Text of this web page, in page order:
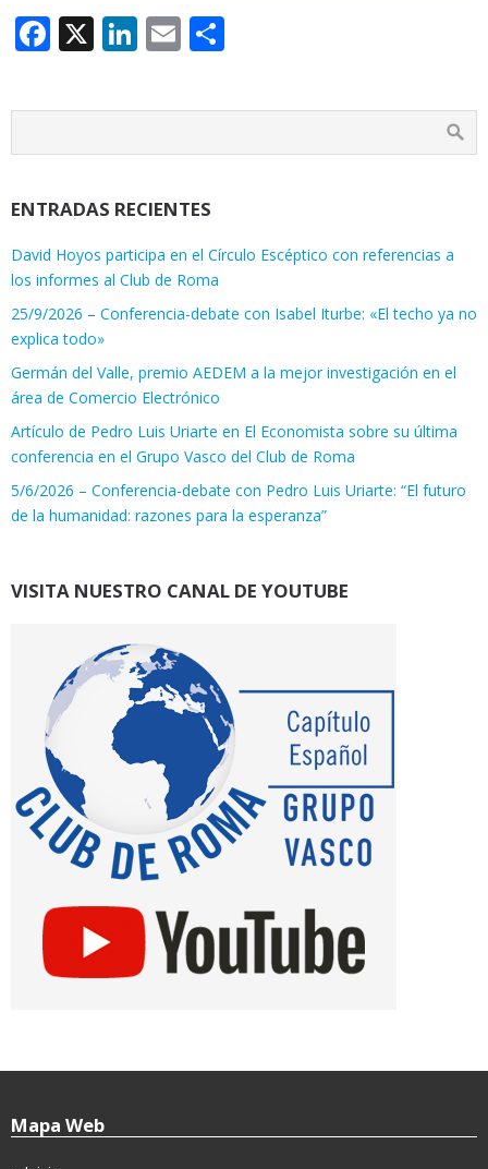
Facebook
X LinkedIn
Email
ENTRADAS RECIENTES
David Hoyos participa en el Círculo Escéptico con referencias a
los informes al Club de Roma
25/9/2026 – Conferencia-debate con Isabel Iturbe: «El techo ya no
explica todo»
Germán del Valle, premio AEDEM a la mejor investigación en el
área de Comercio Electrónico
Artículo de Pedro Luis Uriarte en El Economista sobre su última
conferencia en el Grupo Vasco del Club de Roma
5/6/2026 – Conferencia-debate con Pedro Luis Uriarte: “El futuro
de la humanidad: razones para la esperanza”
VISITA NUESTRO CANAL DE YOUTUBE
Mapa Web